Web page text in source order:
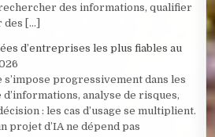
des informations, qualifier
[…]
d’entreprises les plus fiables au
progressivement dans les
analyse de risques,
: les cas d’usage se multiplient.
projet d’IA ne dépend pas